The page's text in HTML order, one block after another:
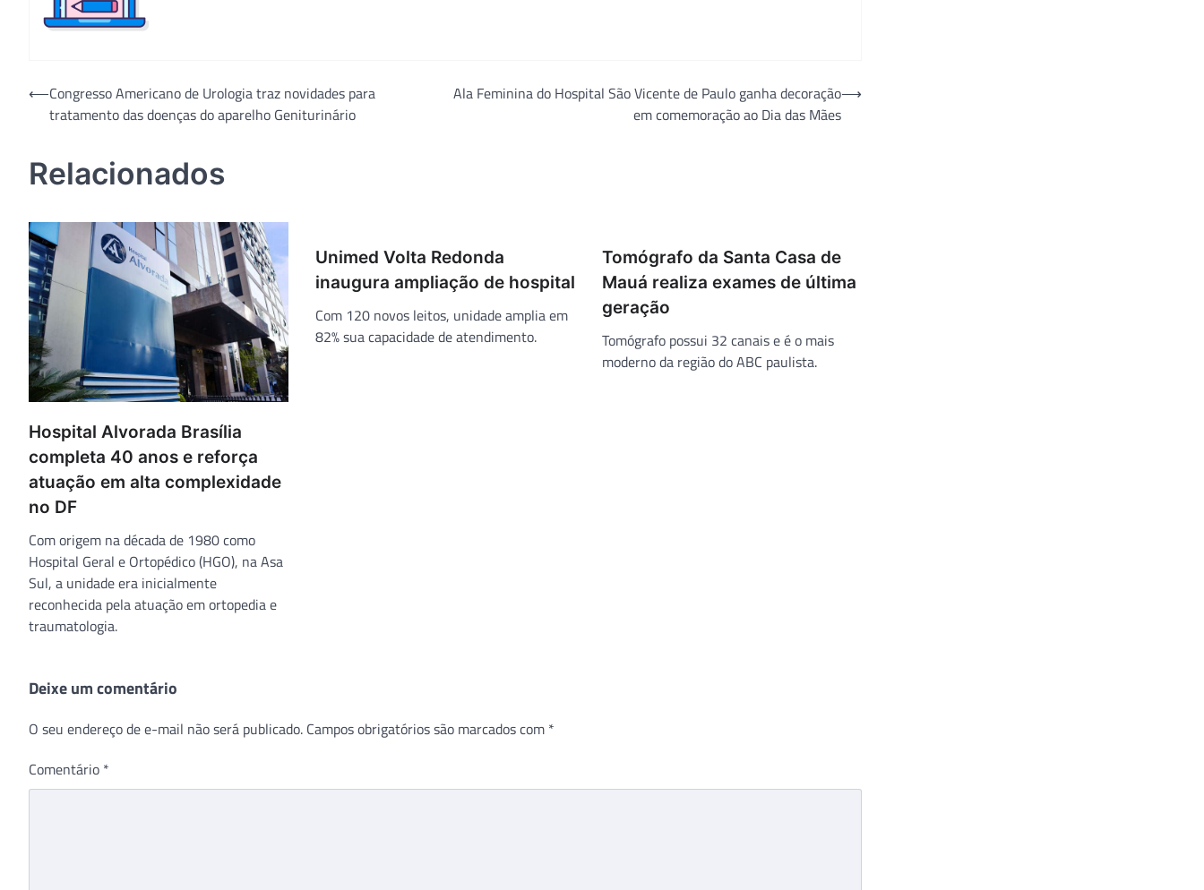
Navegação
⟵Congresso Americano de Urologia traz novidades para
tratamento das doenças do aparelho Geniturinário
Ala Feminina do Hospital São Vicente de Paulo ganha decoração
em comemoração ao Dia das Mães
⟶
Relacionados
Hospital Alvorada Brasília
completa 40 anos e reforça
atuação em alta complexidade
no DF
Com origem na década de 1980 como
Hospital Geral e Ortopédico (HGO), na Asa
Sul, a unidade era inicialmente
reconhecida pela atuação em ortopedia e
traumatologia.
Unimed Volta Redonda
inaugura ampliação de hospital
Com 120 novos leitos, unidade amplia em
82% sua capacidade de atendimento.
Tomógrafo da Santa Casa de
Mauá realiza exames de última
geração
Tomógrafo possui 32 canais e é o mais
moderno da região do ABC paulista.
Deixe um comentário
O seu endereço de e-mail não será publicado. Campos obrigatórios são marcados com *
Comentário *